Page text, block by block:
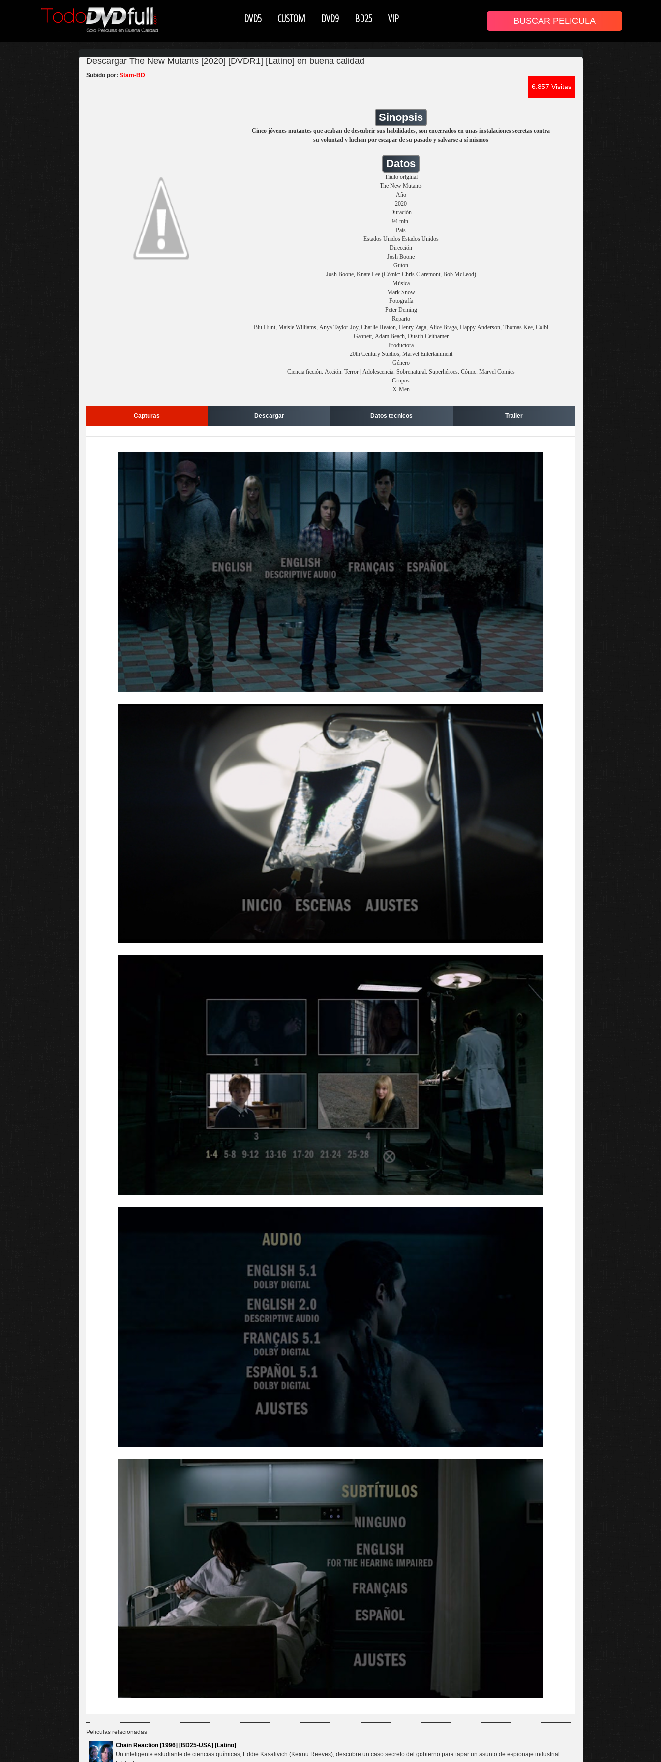
DVD5 CUSTOM DVD9 BD25 VIP
Descargar The New Mutants [2020] [DVDR1] [Latino] en buena calidad
6.857 Visitas
Subido por: Stam-BD
Sinopsis
Cinco jóvenes mutantes que acaban de descubrir sus habilidades, son encerrados en unas instalaciones secretas contra
su voluntad y luchan por escapar de su pasado y salvarse a sí mismos
Datos
Título original
The New Mutants
Año
2020
Duración
94 min.
País
Estados Unidos Estados Unidos
Dirección
Josh Boone
Guion
Josh Boone, Knate Lee (Cómic: Chris Claremont, Bob McLeod)
Música
Mark Snow
Fotografía
Peter Deming
Reparto
Blu Hunt, Maisie Williams, Anya Taylor-Joy, Charlie Heaton, Henry Zaga, Alice Braga, Happy Anderson, Thomas Kee, Colbi
Gannett, Adam Beach, Dustin Ceithamer
Productora
20th Century Studios, Marvel Entertainment
Género
Ciencia ficción. Acción. Terror | Adolescencia. Sobrenatural. Superhéroes. Cómic. Marvel Comics
Grupos
X-Men
Capturas Descargar Datos tecnicos Trailer
Peliculas relacionadas
Chain Reaction [1996] [BD25-USA] [Latino]
Un inteligente estudiante de ciencias químicas, Eddie Kasalivich (Keanu Reeves), descubre un caso secreto del gobierno para tapar un asunto de espionaje industrial.